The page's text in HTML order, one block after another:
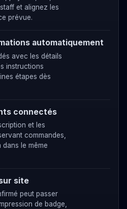
et alignez les
prévue.
automatiquement
avec les détails
instructions
étapes dès
connectés
et les
commandes,
le même
site
peut passer
de badge,